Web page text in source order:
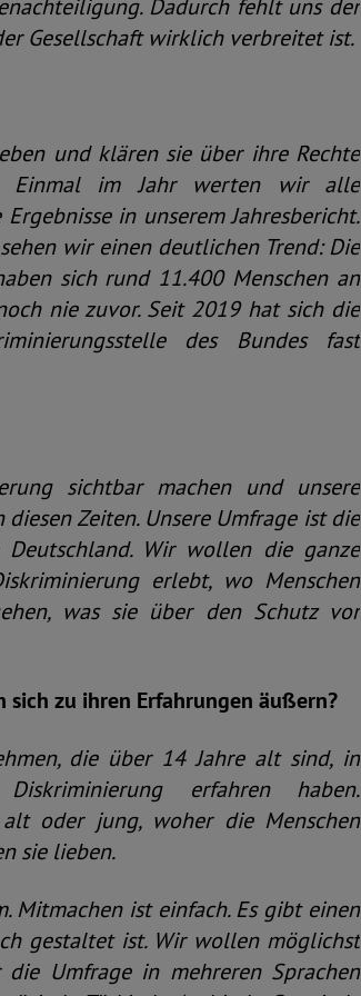
Dadurch fehlt uns der
Gesellschaft wirklich verbreitet ist.
und klären sie über ihre Rechte
Einmal im Jahr werten wir alle
in unserem Jahresbericht.
wir einen deutlichen Trend: Die
sich rund 11.400 Menschen an
nie zuvor. Seit 2019 hat sich die
des Bundes fast
sichtbar machen und unsere
Zeiten. Unsere Umfrage ist die
Wir wollen die ganze
erlebt, wo Menschen
was sie über den Schutz vor
sich zu ihren Erfahrungen äußern?
die über 14 Jahre alt sind, in
erfahren haben.
oder jung, woher die Menschen
sie lieben.
Mitmachen ist einfach. Es gibt einen
gestaltet ist. Wir wollen möglichst
Umfrage in mehreren Sprachen